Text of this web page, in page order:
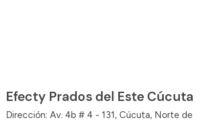
Efecty Prados del Este Cúcuta
Dirección: Av. 4b # 4 - 131, Cúcuta, Norte de